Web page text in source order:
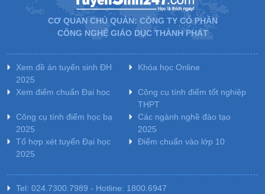
CƠ QUAN CHỦ QUẢN: CÔNG TY CỔ PHẦN
CÔNG NGHỆ GIÁO DỤC THÀNH PHÁT
Xem đề án tuyển sinh ĐH
2025
Khóa học Online
Xem điểm chuẩn Đại học
Công cụ tính điểm tốt nghiệp
THPT
Công cụ tính điểm học bạ
2025
Các ngành nghề đào tạo
2025
Tổ hợp xét tuyển Đại học
2025
Điểm chuẩn vào lớp 10
Tel: 024.7300.7989 - Hotline: 1800.6947